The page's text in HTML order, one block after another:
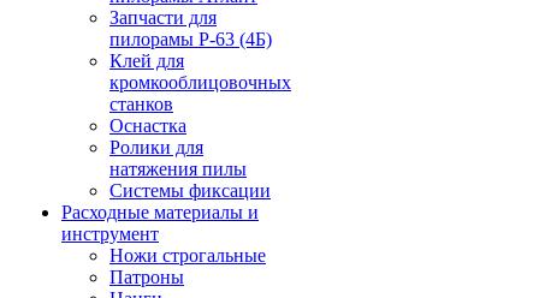
Запчасти для
пилорамы Р-63 (4Б)
Клей для
кромкооблицовочных
станков
Оснастка
Ролики для
натяжения пилы
Системы фиксации
Расходные материалы и
инструмент
Ножи строгальные
Патроны